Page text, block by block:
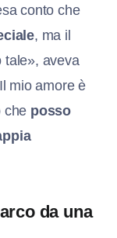
conto che
, ma il
aveva
mio amore è
che posso
da una